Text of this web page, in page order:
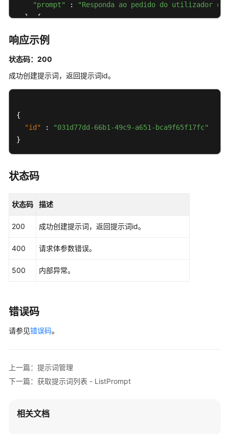
"prompt"
:
"Responda ao pedido do utilizador
  }, {
"prompt"
  } ],
"search_scope" : "DOCUMENT"
}
响应示例
状态码：200
成功创建提示词，返回提示词id。
{
"id"
:
"031d77dd-66b1-49c9-a651-bca9f65f17fc"
}
状态码
状态码 描述
200 成功创建提示词，返回提示词id。
400 请求体参数错误。
500 内部异常。
错误码
请参见错误码。
上一篇：提示词管理
下一篇：获取提示词列表 - ListPrompt
相关文档